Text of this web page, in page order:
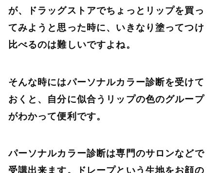
が、ドラッグストアでちょっとリップを買っ
てみようと思った時に、いきなり塗ってつけ
比べるのは難しいですよね。
そんな時にはパーソナルカラー診断を受けて
おくと、自分に似合うリップの色のグループ
がわかって便利です。
パーソナルカラー診断は専門のサロンなどで
受講出来ます。ドレープという生地をお顔の